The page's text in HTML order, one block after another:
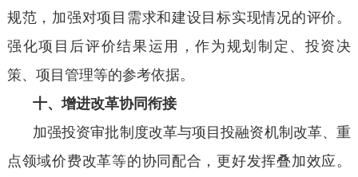
规范，加强对项目需求和建设目标实现情况的评价。
强化项目后评价结果运用，作为规划制定、投资决
策、项目管理等的参考依据。
十、增进改革协同衔接
加强投资审批制度改革与项目投融资机制改革、重
点领域价费改革等的协同配合，更好发挥叠加效应。